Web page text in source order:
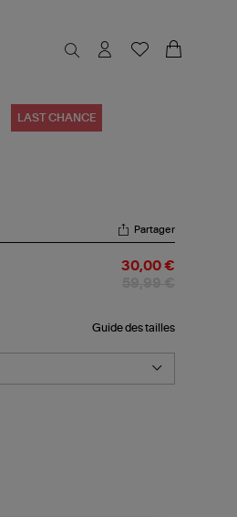
LAST CHANCE
Partager
30,00 €
Guide des tailles